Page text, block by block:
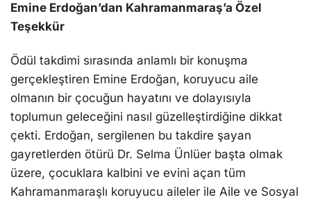
Emine Erdoğan’dan Kahramanmaraş’a Özel
Teşekkür
Ödül takdimi sırasında anlamlı bir konuşma
gerçekleştiren Emine Erdoğan, koruyucu aile
olmanın bir çocuğun hayatını ve dolayısıyla
toplumun geleceğini nasıl güzelleştirdiğine dikkat
çekti. Erdoğan, sergilenen bu takdire şayan
gayretlerden ötürü Dr. Selma Ünlüer başta olmak
üzere, çocuklara kalbini ve evini açan tüm
Kahramanmaraşlı koruyucu aileler ile Aile ve Sosyal